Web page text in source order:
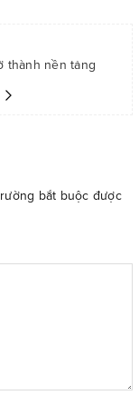
thành nền tảng
bắt buộc được